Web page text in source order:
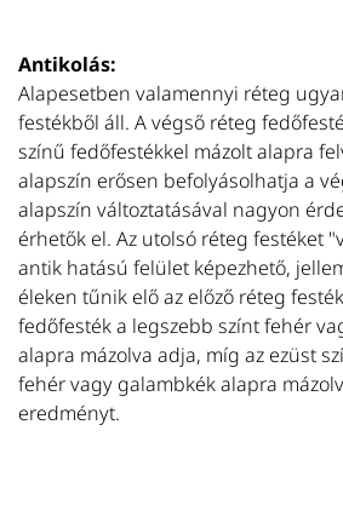
Antikolás:
Alapesetben valamennyi réteg
festékből áll. A végső réteg
színű fedőfestékkel mázolt alapra
alapszín erősen befolyásolhatja a
alapszín változtatásával nagyon
érhetők el. Az utolsó réteg festéket
antik hatású felület képezhető,
éleken tűnik elő az előző réteg
fedőfesték a legszebb színt fehér
alapra mázolva adja, míg az ezüst
fehér vagy galambkék alapra
eredményt.